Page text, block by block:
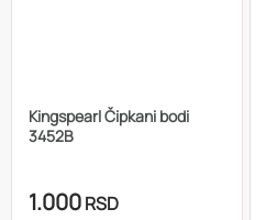
Kingspearl Čipkani bodi
3452B
1.000RSD